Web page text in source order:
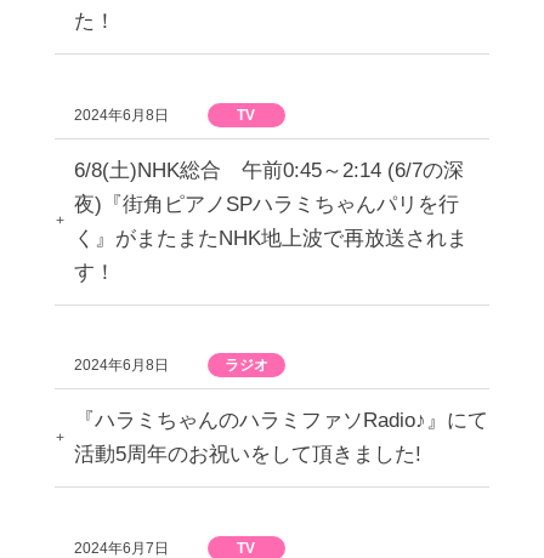
た！
2024年6月8日 TV
6/8(土)NHK総合 午前0:45～2:14 (6/7の深
夜)『街角ピアノSPハラミちゃんパリを行
く』がまたまたNHK地上波で再放送されま
す！
2024年6月8日 ラジオ
『ハラミちゃんのハラミファソRadio♪』にて
活動5周年のお祝いをして頂きました!
2024年6月7日 TV